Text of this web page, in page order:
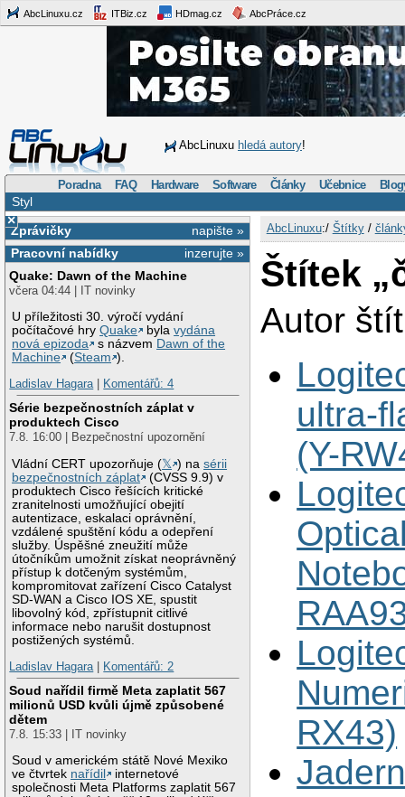
AbcLinuxu.cz ITBiz.cz HDmag.cz AbcPráce.cz
AbcLinuxu hledá autory!
Poradna FAQ Hardware Software Články Učebnice
Styl
×
napište »
Zprávičky
inzerujte »
Pracovní nabídky
Quake: Dawn of the Machine
včera 04:44 | IT novinky
U příležitosti 30. výročí vydání
počítačové hryQuake bylavydána
nová epizoda
s názvem Dawn of the
Machine
(Steam ).
Ladislav Hagara| Komentářů: 4
Série bezpečnostních záplat v
produktech Cisco
7.8. 16:00 | Bezpečnostní upozornění
Vládní CERT upozorňuje (𝕏 ) nasérii
bezpečnostních záplat
(CVSS 9.9) v
produktech Cisco řešících kritické
zranitelnosti umožňující obejití
autentizace, eskalaci oprávnění,
vzdálené spuštění kódu a odepření
služby. Úspěšné zneužití může
útočníkům umožnit získat neoprávněný
přístup k dotčeným systémům,
kompromitovat zařízení Cisco Catalyst
SD-WAN a Cisco IOS XE, spustit
libovolný kód, zpřístupnit citlivé
informace nebo narušit dostupnost
postižených systémů.
Ladislav Hagara| Komentářů: 2
Soud nařídil firmě Meta zaplatit 567
milionů USD kvůli újmě způsobené
dětem
7.8. 15:33 | IT novinky
Soud v americkém státě Nové Mexiko
ve čtvrtek nařídil
internetové
společnosti Meta Platforms zaplatit 567
AbcLinuxu:/ Štítky/
Štítek
Autor
ultra-
(Y-
RX43)